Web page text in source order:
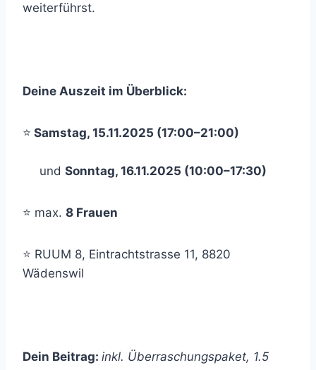
weiterführst.
Deine Auszeit im Überblick:
⭐ Samstag, 15.11.2025 (17:00–21:00)
und Sonntag, 16.11.2025 (10:00–17:30)
⭐ max. 8 Frauen
⭐ RUUM 8, Eintrachtstrasse 11, 8820
Wädenswil
Dein Beitrag: inkl. Überraschungspaket, 1.5